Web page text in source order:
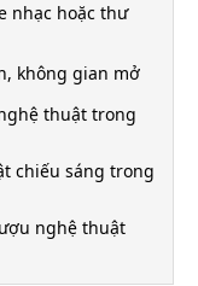
nhạc hoặc thư
không gian mở
thuật trong
chiếu sáng trong
nghệ thuật